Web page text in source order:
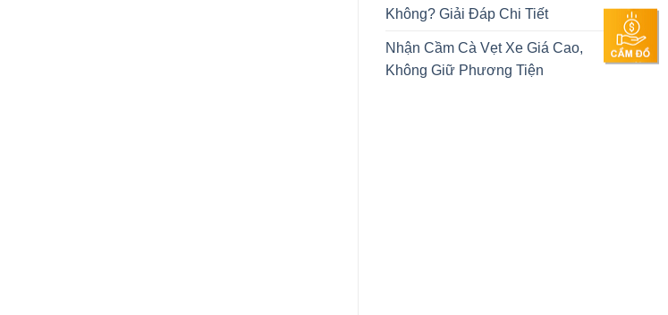
Không? Giải Đáp Chi Tiết
Nhận Cầm Cà Vẹt Xe Giá Cao,
Không Giữ Phương Tiện